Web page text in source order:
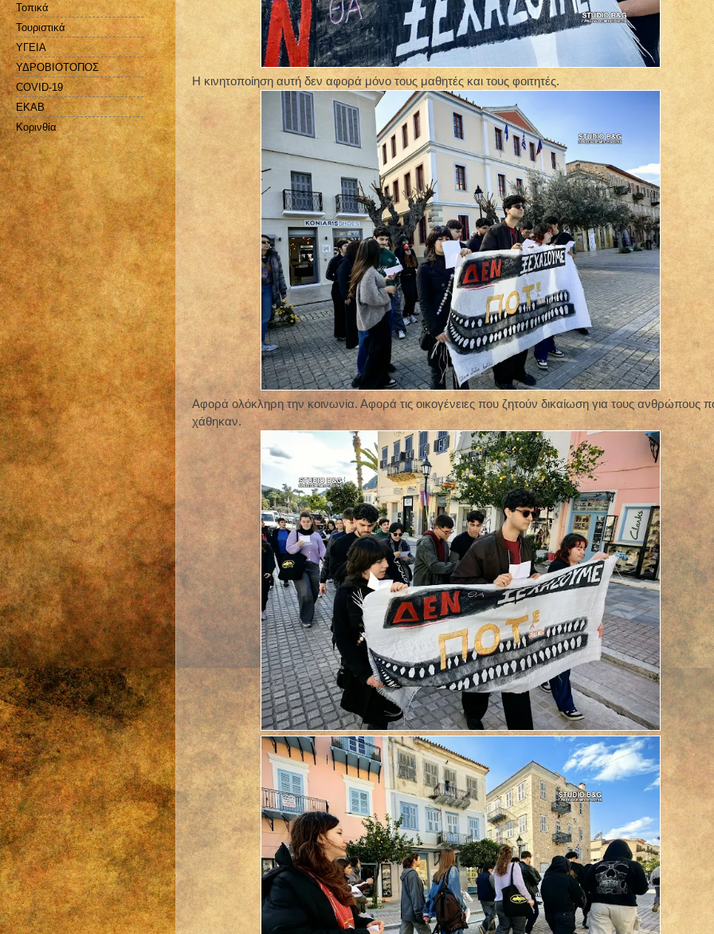
Η κινητοποίηση αυτή δεν αφορά μόνο τους μαθητές και τους φοιτητές.
Αφορά ολόκληρη την κοινωνία. Αφορά τις οικογένειες που ζητούν δικαίωση για τους ανθρώπους
χάθηκαν.
Τοπικά
Τουριστικά
ΥΓΕΙΑ
ΥΔΡΟΒΙΟΤΟΠΟΣ
COVID-19
EKAB
Kορινθία